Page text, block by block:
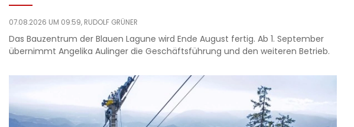
07.08.2026 UM 09:59, RUDOLF GRÜNER
Das Bauzentrum der Blauen Lagune wird Ende August fertig. Ab 1. September
übernimmt Angelika Aulinger die Geschäftsführung und den weiteren Betrieb.